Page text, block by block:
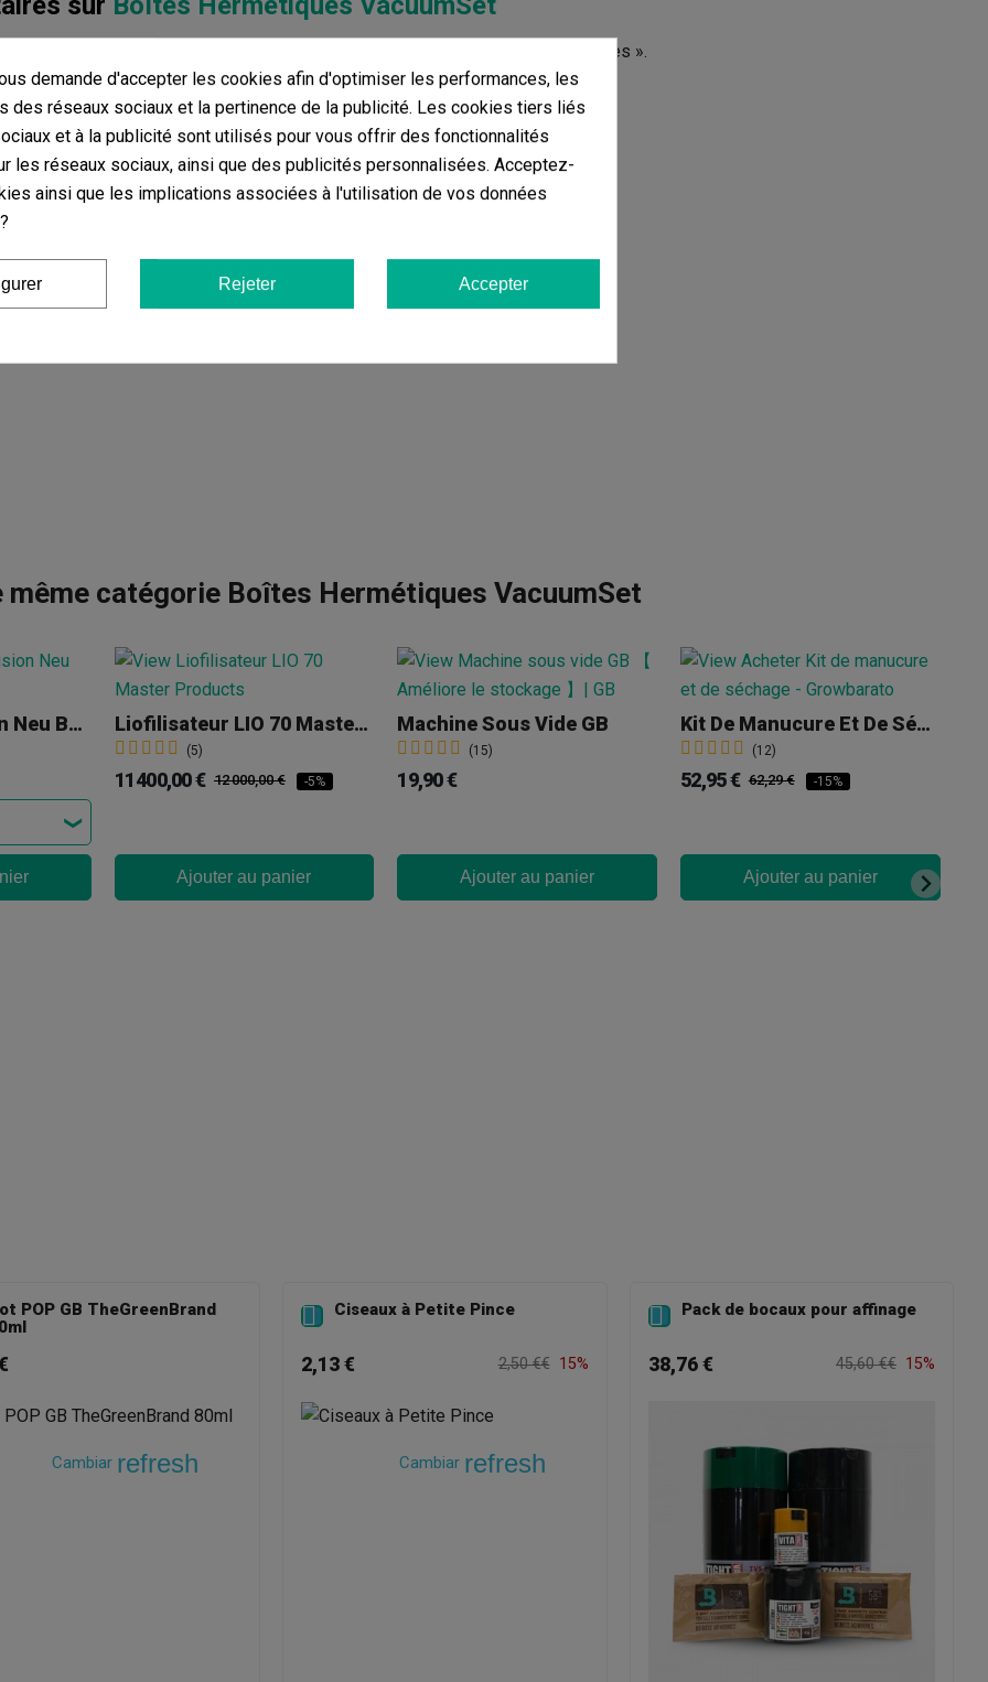
dans votre langue, vérifiez-les tous en cliquant sur « avis dans d'autres langues ».
dans d’autres langues
même catégorie Boîtes Hermétiques VacuumSet
Sachets D’infusion Neu Bag Terps Liofilisateur LIO 70 Master Products
(5)
11 400,00 € 12 000,00 € -5%
Ajouter au panier
Machine Sous Vide GB
(15)
19,90 €
Ajouter au panier
Kit De Manucure Et De Séchage
(12)
52,95 € 62,29 € -15%
Ajouter au panier
POP GB TheGreenBrand
Cambiar refresh
 Ciseaux à Petite Pince
2,13 € 2,50 €€ 15%
Cambiar refresh
 Pack de bocaux pour affinage
38,76 € 45,60 €€ 15%
demande d'accepter les cookies afin d'optimiser les performances, les
des réseaux sociaux et la pertinence de la publicité. Les cookies tiers liés
et à la publicité sont utilisés pour vous offrir des fonctionnalités
les réseaux sociaux, ainsi que des publicités personnalisées. Acceptez-
ainsi que les implications associées à l'utilisation de vos données
Rejeter Accepter